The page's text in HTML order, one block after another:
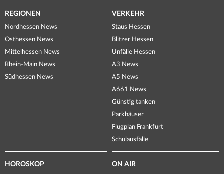
REGIONEN
Nordhessen News
Osthessen News
Mittelhessen News
Rhein-Main News
Südhessen News
VERKEHR
Staus Hessen
Blitzer Hessen
Unfälle Hessen
A3 News
A5 News
A661 News
Günstig tanken
Parkhäuser
Flugplan Frankfurt
Schulausfälle
HOROSKOP ON AIR